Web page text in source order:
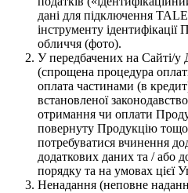
дані для підключення
інструменту
обличчя (фото).
У передбачених на Сайті/у
(спрощена процедура
оплата частинами (в
встановленої
отримання чи оплати
повернуту Продукцію
потребуватися вчинення
додаткових даних та / або
порядку та на умовах цієї
Ненадання (неповне